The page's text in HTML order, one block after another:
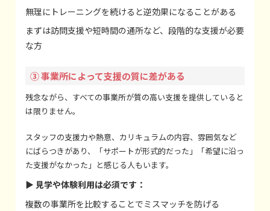
無理にトレーニングを続けると逆効果になることがある
まずは訪問支援や短時間の通所など、段階的な支援が必要
な方
③ 事業所によって支援の質に差がある
残念ながら、すべての事業所が質の高い支援を提供していると
は限りません。
スタッフの支援力や熱意、カリキュラムの内容、雰囲気など
にばらつきがあり、「サポートが形式的だった」「希望に沿っ
た支援がなかった」と感じる人もいます。
▶ 見学や体験利用は必須です：
複数の事業所を比較することでミスマッチを防げる